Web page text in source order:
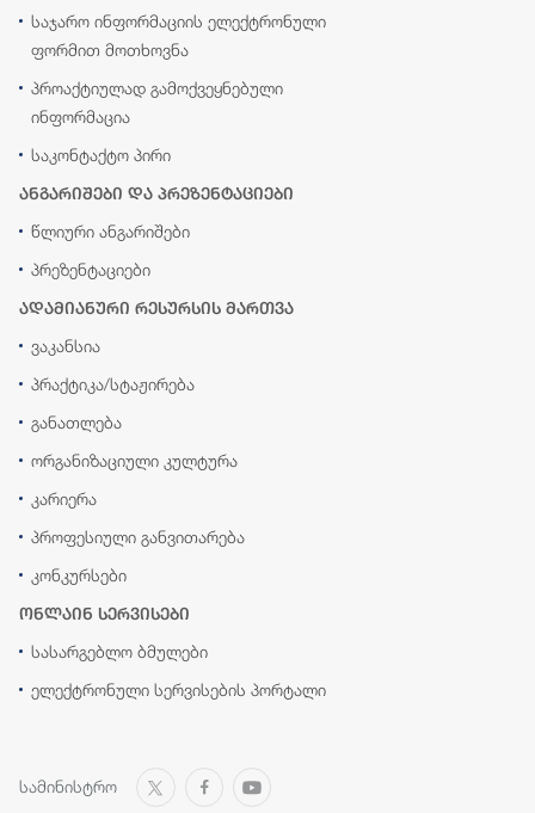
საჯარო ინფორმაციის ელექტრონული
ფორმით მოთხოვნა
პროაქტიულად გამოქვეყნებული
ინფორმაცია
საკონტაქტო პირი
ანგარიშები და პრეზენტაციები
წლიური ანგარიშები
პრეზენტაციები
ადამიანური რესურსის მართვა
ვაკანსია
პრაქტიკა/სტაჟირება
განათლება
ორგანიზაციული კულტურა
კარიერა
პროფესიული განვითარება
კონკურსები
ონლაინ სერვისები
სასარგებლო ბმულები
ელექტრონული სერვისების პორტალი
სამინისტრო